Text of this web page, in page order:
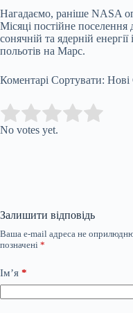
Нагадаємо, раніше NASA
Місяці постійне
сонячній та ядерній
польотів на Марс.
Коментарі Сортувати: Нові
Rate this item:
No votes yet.
Залишити відповідь
Ваша e-mail адреса не
позначені *
Ім’я *